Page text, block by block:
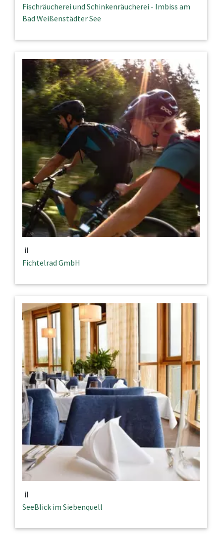
Fischräucherei und Schinkenräucherei - Imbiss am
Bad Weißenstädter See
Fichtelrad GmbH
SeeBlick im Siebenquell